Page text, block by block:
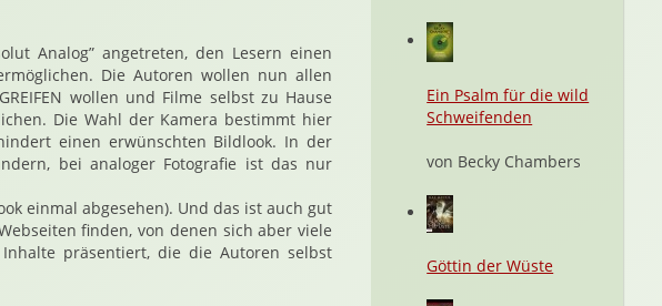
Analog” angetreten, den Lesern einen
Die Autoren wollen nun allen
wollen und Filme selbst zu Hause
Die Wahl der Kamera bestimmt hier
einen erwünschten Bildlook. In der
bei analoger Fotografie ist das nur
einmal abgesehen). Und das ist auch gut
finden, von denen sich aber viele
präsentiert, die die Autoren selbst
Ein Psalm für die wild
Schweifenden
von Becky Chambers
Göttin der Wüste